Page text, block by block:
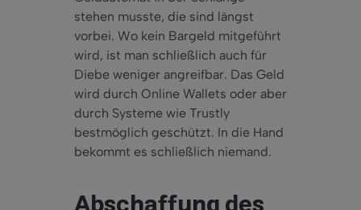
stehen musste, die sind längst
vorbei. Wo kein Bargeld mitgeführt
wird, ist man schließlich auch für
Diebe weniger angreifbar. Das Geld
wird durch Online Wallets oder aber
durch Systeme wie Trustly
bestmöglich geschützt. In die Hand
bekommt es schließlich niemand.